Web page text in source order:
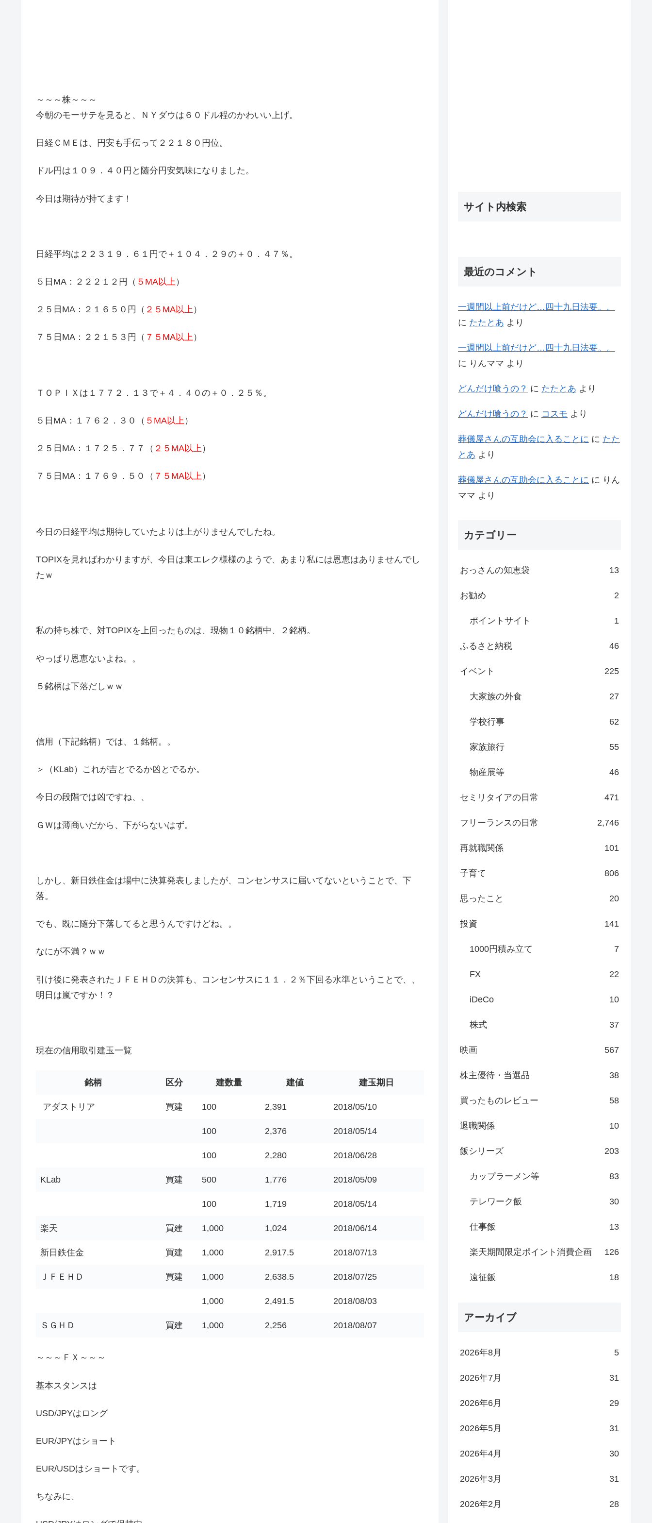
～～～株～～～
今朝のモーサテを見ると、ＮＹダウは６０ドル程のかわいい上げ。
日経ＣＭＥは、円安も手伝って２２１８０円位。
ドル円は１０９．４０円と随分円安気味になりました。
今日は期待が持てます！
日経平均は２２３１９．６１円で＋１０４．２９の＋０．４７％。
５日MA：２２２１２円（ ５MA以上）
２５日MA：２１６５０円（ ２５MA以上）
７５日MA：２２１５３円（ ７５MA以上）
ＴＯＰＩＸは１７７２．１３で＋４．４０の＋０．２５％。
５日MA：１７６２．３０（ ５MA以上）
２５日MA：１７２５．７７（ ２５MA以上）
７５日MA：１７６９．５０（ ７５MA以上）
今日の日経平均は期待していたよりは上がりませんでしたね。
TOPIXを見ればわかりますが、今日は東エレク様様のようで、あまり私には恩恵はありませんでし
たｗ
私の持ち株で、対TOPIXを上回ったものは、現物１０銘柄中、２銘柄。
やっぱり恩恵ないよね。。
５銘柄は下落だしｗｗ
信用（下記銘柄）では、１銘柄。。
＞（KLab）これが吉とでるか凶とでるか。
今日の段階では凶ですね、、
ＧＷは薄商いだから、下がらないはず。
しかし、新日鉄住金は場中に決算発表しましたが、コンセンサスに届いてないということで、下
落。
でも、既に随分下落してると思うんですけどね。。
なにが不満？ｗｗ
引け後に発表されたＪＦＥＨＤの決算も、コンセンサスに１１．２％下回る水準ということで、、
明日は嵐ですか！？
現在の信用取引建玉一覧
銘柄 区分 建数量 建値 建玉期日
アダストリア 買建 100 2,391 2018/05/10
100 2,376 2018/05/14
100 2,280 2018/06/28
KLab 買建 500 1,776 2018/05/09
100 1,719 2018/05/14
楽天 買建 1,000 1,024 2018/06/14
新日鉄住金 買建 1,000 2,917.5 2018/07/13
ＪＦＥＨＤ 買建 1,000 2,638.5 2018/07/25
1,000 2,491.5 2018/08/03
ＳＧＨＤ 買建 1,000 2,256 2018/08/07
～～～ＦＸ～～～
基本スタンスは
USD/JPYはロング
EUR/JPYはショート
EUR/USDはショートです。
ちなみに、
サイト内検索
最近のコメント
一週間以上前だけど…四十九日法要。。
に たたとあ より
一週間以上前だけど…四十九日法要。。
に りんママ より
どんだけ喰うの？ に たたとあ より
どんだけ喰うの？ に コスモ より
葬儀屋さんの互助会に入ることに に たた
とあ より
葬儀屋さんの互助会に入ることに に りん
ママ より
カテゴリー
おっさんの知恵袋 13
お勧め 2
ポイントサイト 1
ふるさと納税 46
イベント 225
大家族の外食 27
学校行事 62
家族旅行 55
物産展等 46
セミリタイアの日常 471
フリーランスの日常 2,746
再就職関係 101
子育て 806
思ったこと 20
投資 141
1000円積み立て 7
FX 22
iDeCo 10
株式 37
映画 567
株主優待・当選品 38
買ったものレビュー 58
退職関係 10
飯シリーズ 203
カップラーメン等 83
テレワーク飯 30
仕事飯 13
楽天期間限定ポイント消費企画 126
遠征飯 18
アーカイブ
2026年8月 5
2026年7月 31
2026年6月 29
2026年5月 31
2026年4月 30
2026年3月 31
2026年2月 28